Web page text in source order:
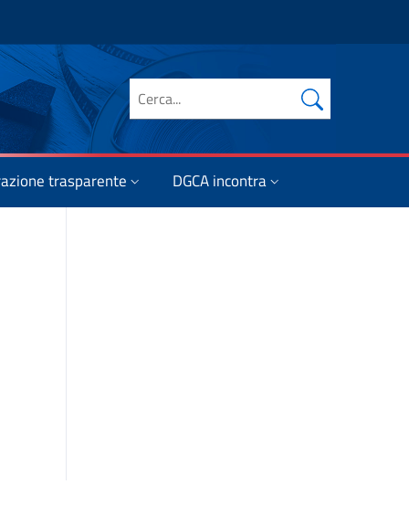
Cerca nel sito
trasparente DGCA incontra